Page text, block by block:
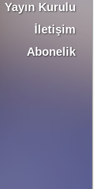
Yayın Kurulu
İletişim
Abonelik